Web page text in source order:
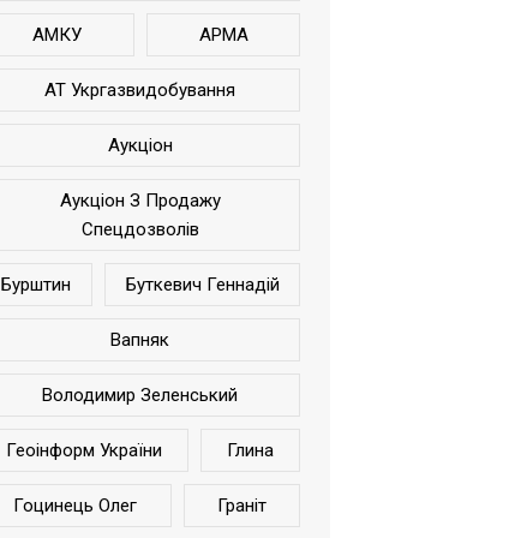
АМКУ АРМА
АТ Укргазвидобування
Аукціон
Аукціон З Продажу
Спецдозволів
Бурштин Буткевич Геннадій
Вапняк
Володимир Зеленський
Геоінформ України Глина
Гоцинець Олег Граніт